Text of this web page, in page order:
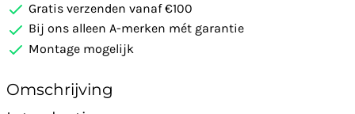
Gratis verzenden vanaf €100
Bij ons alleen A-merken mét garantie
Montage mogelijk
Omschrijving